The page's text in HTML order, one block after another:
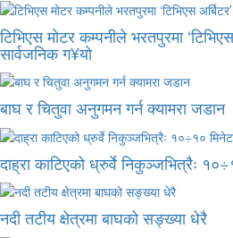
टिभिएस मोटर कम्पनीले भरतपुरमा
सार्वजनिक ग¥यो
बाघ र चितुवा अनुगमन गर्न क्यामरा जडान
दाह्रा काटिएको ध्रुर्वे निकुञ्जभित्रैः
नदी तटीय क्षेत्रमा बाघको सङ्ख्या धेरै